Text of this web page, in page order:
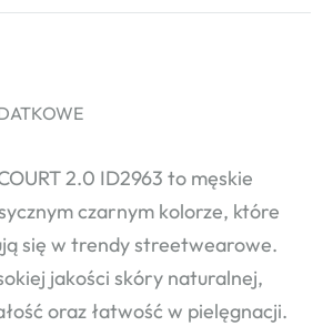
2.0 ID2963 to męskie
czarnym kolorze, które
się w trendy streetwearowe.
jakości skóry naturalnej,
oraz łatwość w pielęgnacji.